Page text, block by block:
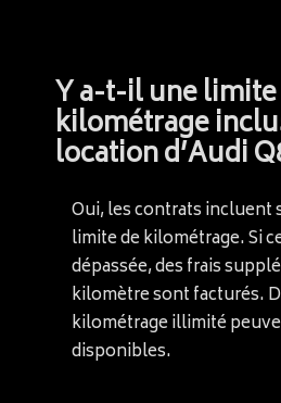
Y a-t-il une
kilométrage
location d’Audi
Oui, les contrats incluent
limite de kilométrage. Si
dépassée, des frais
kilomètre sont facturés.
kilométrage illimité
disponibles.